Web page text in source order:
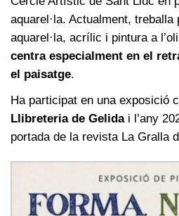
aquarel·la. Actualment, treballa
aquarel·la, acrílic i pintura a
centra especialment en el
el paisatge.
Ha participat en una exposició
Llibreteria de Gelidai l’any
portada de la revista La Gralla